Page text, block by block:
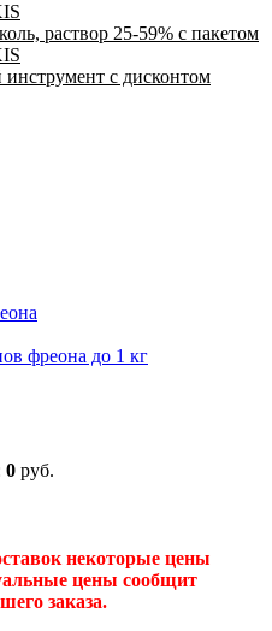
раствор 25-59% с пакетом
с дисконтом
фреона до 1 кг
0 руб.
некоторые цены
цены сообщит
заказа.